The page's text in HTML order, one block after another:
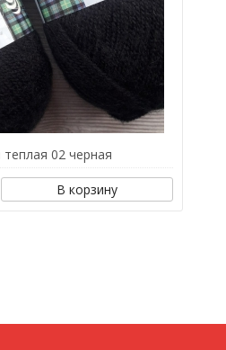
теплая 02 черная
В корзину